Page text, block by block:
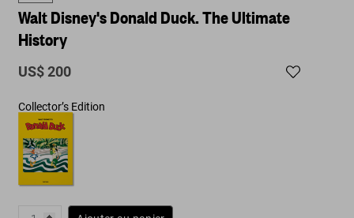
Walt Disney's Donald Duck. The Ultimate
History
US$ 200
Collector’s Edition